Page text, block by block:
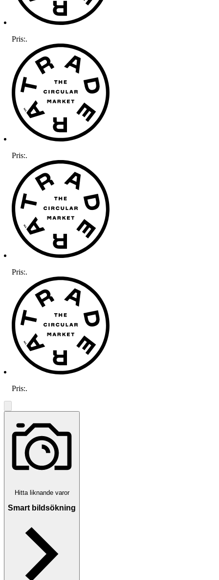
Pris:.
Pris:.
Pris:.
Pris:.
Hitta liknande varor
Smart bildsökning